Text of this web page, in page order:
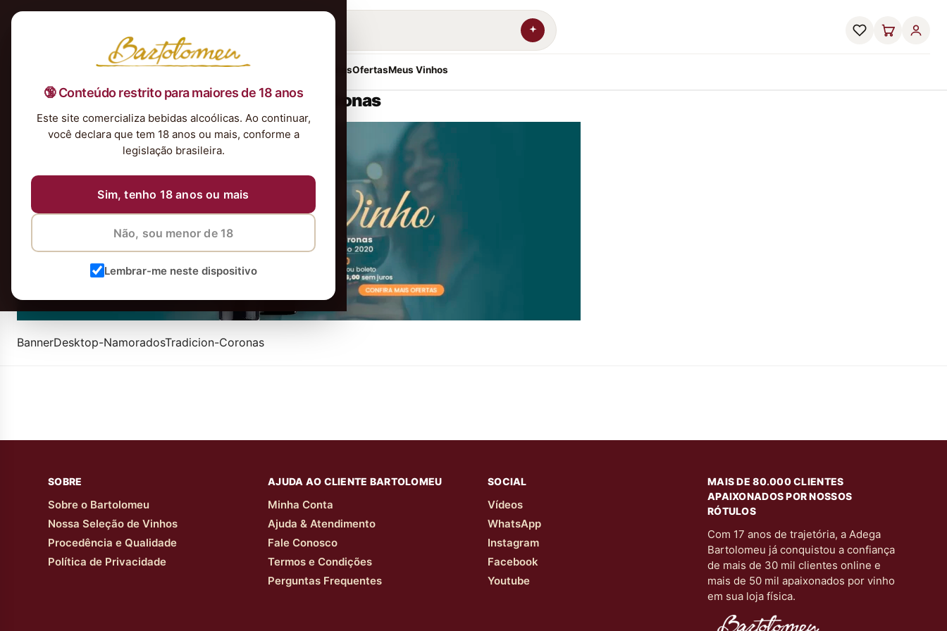
🔞 Conteúdo restrito para maiores de 18 anos
Este site comercializa bebidas alcoólicas. Ao continuar,
você declara que tem 18 anos ou mais, conforme a
legislação brasileira.
Sim, tenho 18 anos ou mais
Não, sou menor de 18
Lembrar-me neste dispositivo
Nossa Seleção TintosBrancosEspumantesRosés Kits & PresentesOfertasMeus Vinhos
BannerDesktop-NamoradosTradicion-Coronas
BannerDesktop-NamoradosTradicion-Coronas
SOBRE
Sobre o Bartolomeu
Nossa Seleção de Vinhos
Procedência e Qualidade
Política de Privacidade
AJUDA AO CLIENTE BARTOLOMEU
Minha Conta
Ajuda & Atendimento
Fale Conosco
Termos e Condições
Perguntas Frequentes
SOCIAL
Vídeos
WhatsApp
Instagram
Facebook
Youtube
MAIS DE 80.000 CLIENTES
APAIXONADOS POR NOSSOS
RÓTULOS
Com 17 anos de trajetória, a Adega
Bartolomeu já conquistou a confiança
de mais de 30 mil clientes online e
mais de 50 mil apaixonados por vinho
em sua loja física.